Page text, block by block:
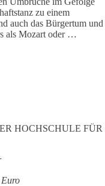
zu einem
auch das Bürgertum und
als Mozart oder …
HOCHSCHULE FÜR